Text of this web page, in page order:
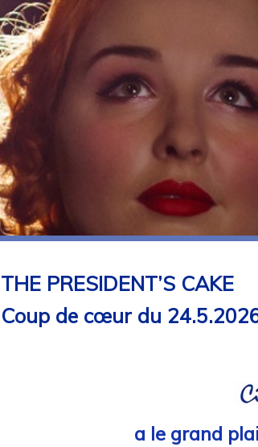
THE PRESIDENT’S CAKE
Coup de cœur du
a le grand